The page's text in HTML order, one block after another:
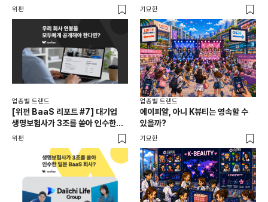
급여 투명성 법, 해외 사례, 연봉
위펀 기묘한
업종별 트렌드
[위펀 BaaS 리포트 #7] 대기업
생명보험사가 3조를 쏟아 인수한
일본 BaaS 회사의 정체는?
위펀
업종별 트렌드
에이피알, 아니 K뷰티는 영속할 수
있을까?
기묘한